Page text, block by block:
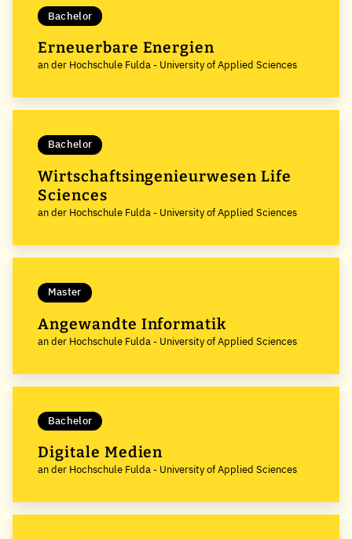
Bachelor
Erneuerbare Energien
an der Hochschule Fulda - University of Applied Sciences
Bachelor
Wirtschaftsingenieurwesen Life
Sciences
an der Hochschule Fulda - University of Applied Sciences
Master
Angewandte Informatik
an der Hochschule Fulda - University of Applied Sciences
Bachelor
Digitale Medien
an der Hochschule Fulda - University of Applied Sciences